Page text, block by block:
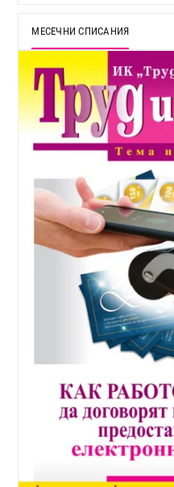
МЕСЕЧНИ СПИСАНИЯ